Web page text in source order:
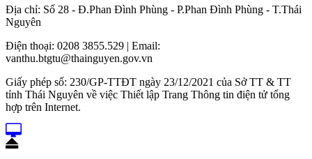
Địa chỉ: Số 28 - Đ.Phan Đình Phùng - P.Phan Đình Phùng - T.Thái
Nguyên
Điện thoại: 0208 3855.529 | Email:
vanthu.btgtu@thainguyen.gov.vn
Giấy phép số: 230/GP-TTĐT ngày 23/12/2021 của Sở TT & TT
tỉnh Thái Nguyên về việc Thiết lập Trang Thông tin điện tử tổng
hợp trên Internet.